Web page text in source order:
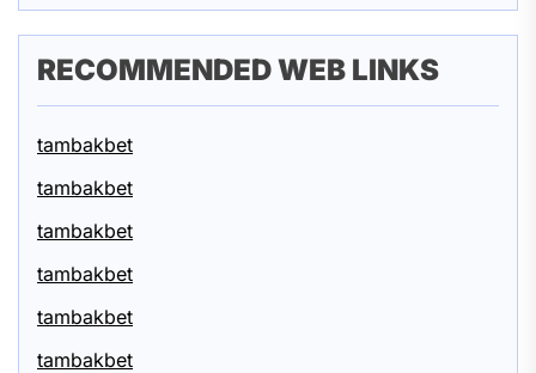
RECOMMENDED WEB LINKS
tambakbet
tambakbet
tambakbet
tambakbet
tambakbet
tambakbet